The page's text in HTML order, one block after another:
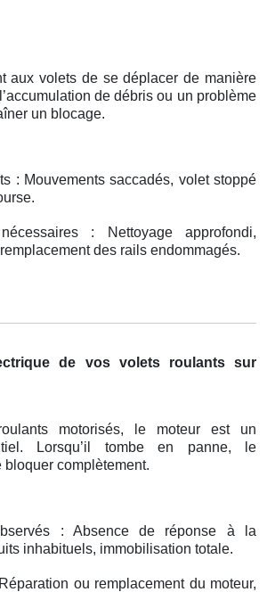
aux volets de se déplacer de manière
de débris ou un problème
un blocage.
: Mouvements saccadés, volet stoppé
nécessaires : Nettoyage approfondi,
des rails endommagés.
de vos volets roulants sur
motorisés, le moteur est un
Lorsqu’il tombe en panne, le
bloquer complètement.
: Absence de réponse à la
inhabituels, immobilisation totale.
ou remplacement du moteur,